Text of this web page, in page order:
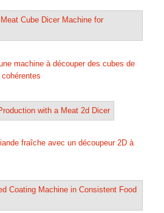
machine à découper des cubes de
fraîche avec un découpeur 2D à